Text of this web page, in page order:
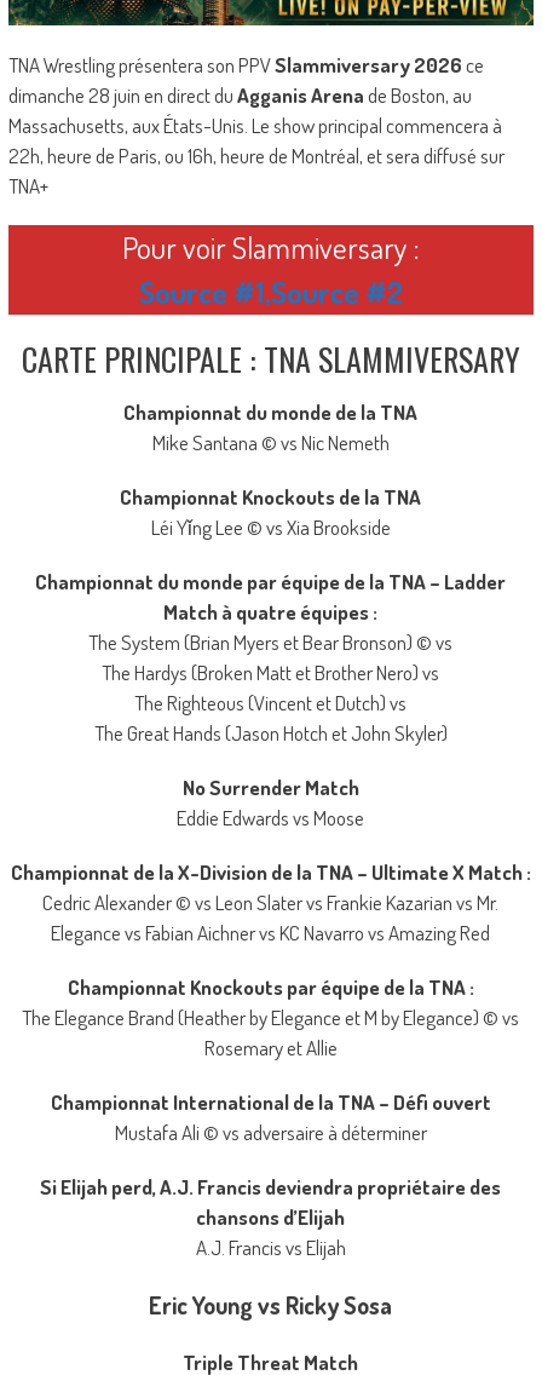
TNA Wrestling présentera son PPVSlammiversary 2026ce
dimanche 28 juin en direct duAgganis Arenade Boston, au
Massachusetts, aux États-Unis. Le show principal commencera à
22h, heure de Paris, ou 16h, heure de Montréal, et sera diffusé sur
TNA+
Pour voir Slammiversary :
Source #1,Source #2
CARTE PRINCIPALE : TNA SLAMMIVERSARY
Championnat du monde de la TNA
Mike Santana © vs Nic Nemeth
Championnat Knockouts de la TNA
Léi Yǐng Lee © vs Xia Brookside
Championnat du monde par équipe de la TNA – Ladder
Match à quatre équipes :
The System (Brian Myers et Bear Bronson) © vs
The Hardys (Broken Matt et Brother Nero) vs
The Righteous (Vincent et Dutch) vs
The Great Hands (Jason Hotch et John Skyler)
No Surrender Match
Eddie Edwards vs Moose
Championnat de la X-Division de la TNA – Ultimate X Match :
Cedric Alexander © vs Leon Slater vs Frankie Kazarian vs Mr.
Elegance vs Fabian Aichner vs KC Navarro vs Amazing Red
Championnat Knockouts par équipe de la TNA :
The Elegance Brand (Heather by Elegance et M by Elegance) © vs
Rosemary et Allie
Championnat International de la TNA – Défi ouvert
Mustafa Ali © vs adversaire à déterminer
Si Elijah perd, A.J. Francis deviendra propriétaire des
chansons d’Elijah
A.J. Francis vs Elijah
Eric Young vs Ricky Sosa
Triple Threat Match